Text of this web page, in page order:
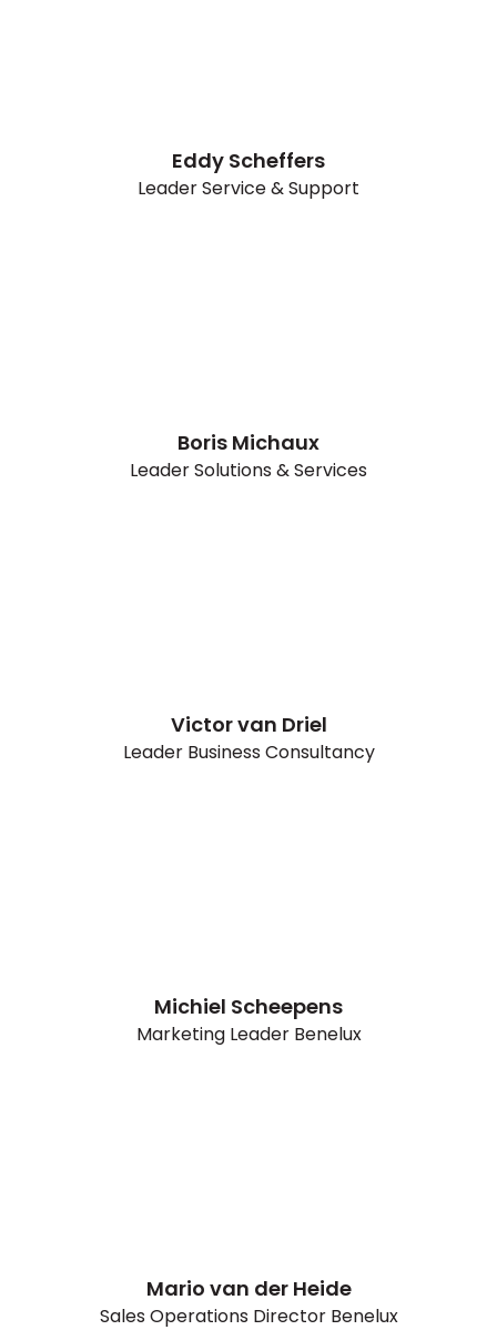
Eddy Scheffers
Leader Service & Support
Boris Michaux
Leader Solutions & Services
Victor van Driel
Leader Business Consultancy
Michiel Scheepens
Marketing Leader Benelux
Mario van der Heide
Sales Operations Director Benelux